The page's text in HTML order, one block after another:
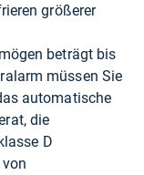
größerer
beträgt bis
müssen Sie
automatische
die
D